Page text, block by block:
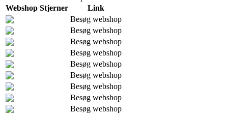
Webshop Stjerner
Link
Besøg webshop
Besøg webshop
Besøg webshop
Besøg webshop
Besøg webshop
Besøg webshop
Besøg webshop
Besøg webshop
Besøg webshop